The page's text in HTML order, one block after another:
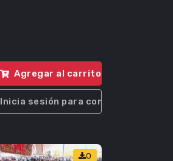
Agregar al carrito
Inicia sesión para comprar
0